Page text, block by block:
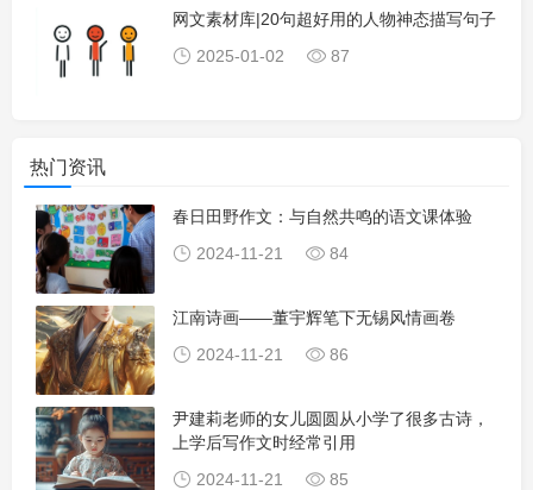
网文素材库|20句超好用的人物神态描写句子
2025-01-02
87
热门资讯
春日田野作文：与自然共鸣的语文课体验
2024-11-21
84
江南诗画——董宇辉笔下无锡风情画卷
2024-11-21
86
尹建莉老师的女儿圆圆从小学了很多古诗，
上学后写作文时经常引用
2024-11-21
85